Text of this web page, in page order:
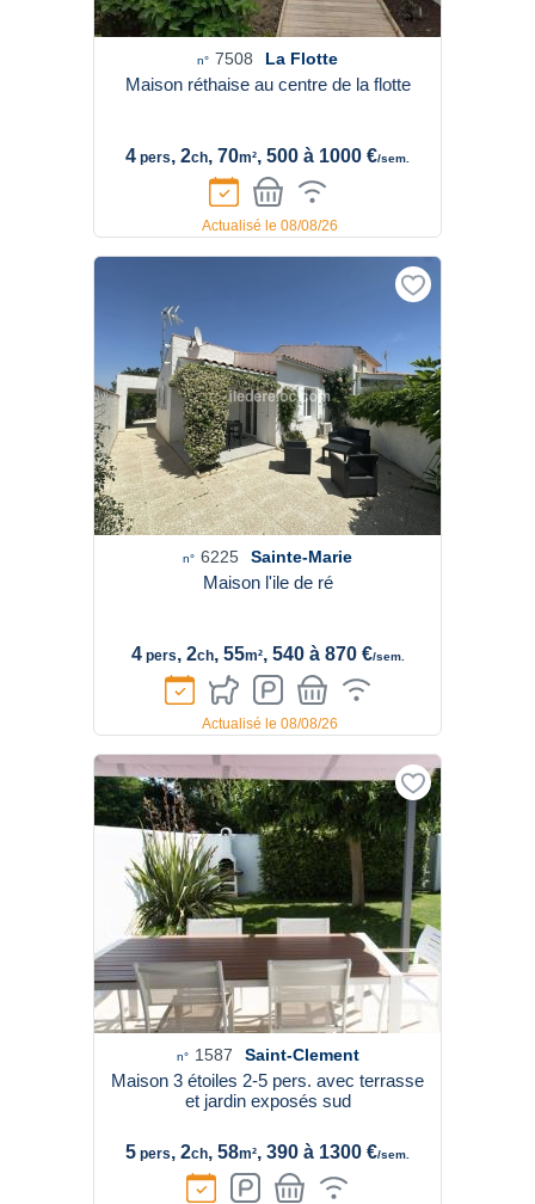
n° 7508 La Flotte
Maison réthaise au centre de la flotte
4 pers, 2ch, 70m², 500 à 1000 €/sem.
Actualisé le 08/08/26
n° 6225 Sainte-Marie
Maison l'ile de ré
4pers, 2ch, 55m², 540 à 870 €/sem.
Actualisé le 08/08/26
n° 1587 Saint-Clement
Maison 3 étoiles 2-5 pers. avec terrasse
et jardin exposés sud
5 pers, 2ch, 58m², 390 à 1300 €/sem.